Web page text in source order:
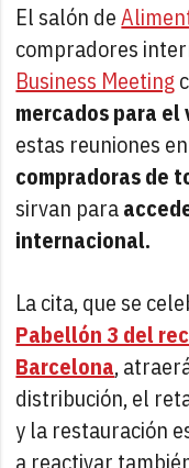
El salón de
compradores
Business Meeting
mercados para
estas reuniones
compradoras de
sirvan para
internacional.
La cita, que se
Pabellón 3 del
Barcelona,
distribución, el
y la restauración
a reactivar